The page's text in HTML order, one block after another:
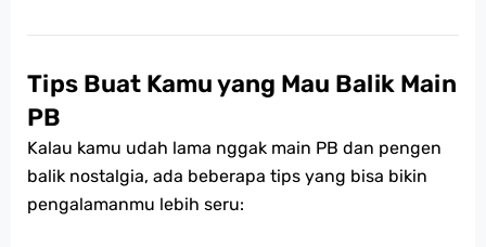
Tips Buat Kamu yang Mau Balik Main
PB
Kalau kamu udah lama nggak main PB dan pengen
balik nostalgia, ada beberapa tips yang bisa bikin
pengalamanmu lebih seru: